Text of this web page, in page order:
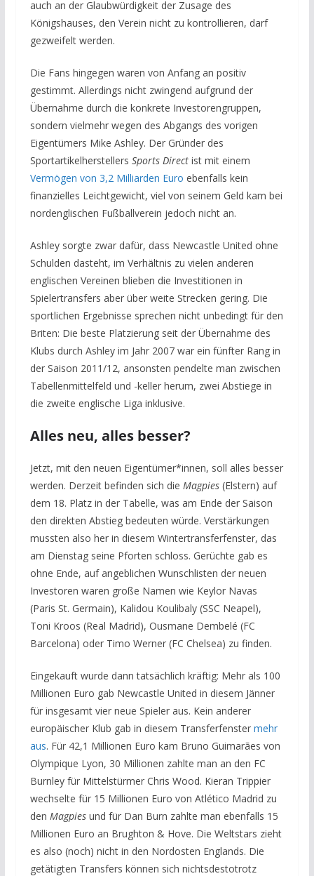
auch an der Glaubwürdigkeit der Zusage des
Königshauses, den Verein nicht zu kontrollieren, darf
gezweifelt werden.
Die Fans hingegen waren von Anfang an positiv
gestimmt. Allerdings nicht zwingend aufgrund der
Übernahme durch die konkrete Investorengruppen,
sondern vielmehr wegen des Abgangs des vorigen
Eigentümers Mike Ashley. Der Gründer des
Sportartikelherstellers Sports Direct ist mit einem
Vermögen von 3,2 Milliarden Euro ebenfalls kein
finanzielles Leichtgewicht, viel von seinem Geld kam bei
nordenglischen Fußballverein jedoch nicht an.
Ashley sorgte zwar dafür, dass Newcastle United ohne
Schulden dasteht, im Verhältnis zu vielen anderen
englischen Vereinen blieben die Investitionen in
Spielertransfers aber über weite Strecken gering. Die
sportlichen Ergebnisse sprechen nicht unbedingt für den
Briten: Die beste Platzierung seit der Übernahme des
Klubs durch Ashley im Jahr 2007 war ein fünfter Rang in
der Saison 2011/12, ansonsten pendelte man zwischen
Tabellenmittelfeld und -keller herum, zwei Abstiege in
die zweite englische Liga inklusive.
Alles neu, alles besser?
Jetzt, mit den neuen Eigentümer*innen, soll alles besser
werden. Derzeit befinden sich die Magpies(Elstern) auf
dem 18. Platz in der Tabelle, was am Ende der Saison
den direkten Abstieg bedeuten würde. Verstärkungen
mussten also her in diesem Wintertransferfenster, das
am Dienstag seine Pforten schloss. Gerüchte gab es
ohne Ende, auf angeblichen Wunschlisten der neuen
Investoren waren große Namen wie Keylor Navas
(Paris St. Germain), Kalidou Koulibaly (SSC Neapel),
Toni Kroos (Real Madrid), Ousmane Dembelé (FC
Barcelona) oder Timo Werner (FC Chelsea) zu finden.
Eingekauft wurde dann tatsächlich kräftig: Mehr als 100
Millionen Euro gab Newcastle United in diesem Jänner
für insgesamt vier neue Spieler aus. Kein anderer
europäischer Klub gab in diesem Transferfenster mehr
aus. Für 42,1 Millionen Euro kam Bruno Guimarães von
Olympique Lyon, 30 Millionen zahlte man an den FC
Burnley für Mittelstürmer Chris Wood. Kieran Trippier
wechselte für 15 Millionen Euro von Atlético Madrid zu
den Magpies und für Dan Burn zahlte man ebenfalls 15
Millionen Euro an Brughton & Hove. Die Weltstars zieht
es also (noch) nicht in den Nordosten Englands. Die
getätigten Transfers können sich nichtsdestotrotz